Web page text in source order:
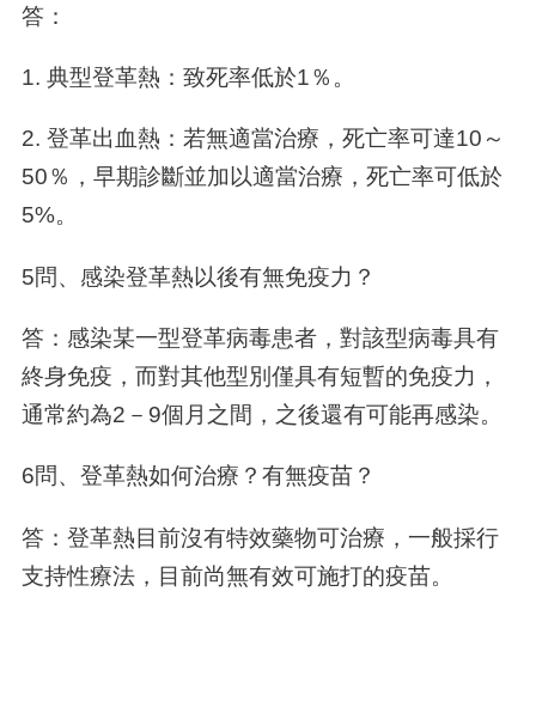
答：
1. 典型登革熱：致死率低於1％。
2. 登革出血熱：若無適當治療，死亡率可達10～
50％，早期診斷並加以適當治療，死亡率可低於
5%。
5問、感染登革熱以後有無免疫力？
答：感染某一型登革病毒患者，對該型病毒具有
終身免疫，而對其他型別僅具有短暫的免疫力，
通常約為2－9個月之間，之後還有可能再感染。
6問、登革熱如何治療？有無疫苗？
答：登革熱目前沒有特效藥物可治療，一般採行
支持性療法，目前尚無有效可施打的疫苗。